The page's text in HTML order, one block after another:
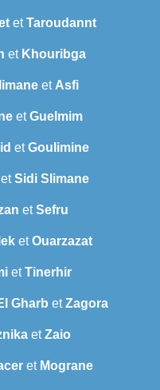
etTaroudannt
et Khouribga
et Asfi
etGuelmim
etGoulimine
etSidi Slimane
etSefru
etOuarzazat
etTinerhir
Gharb etZagora
etZaio
et Mograne